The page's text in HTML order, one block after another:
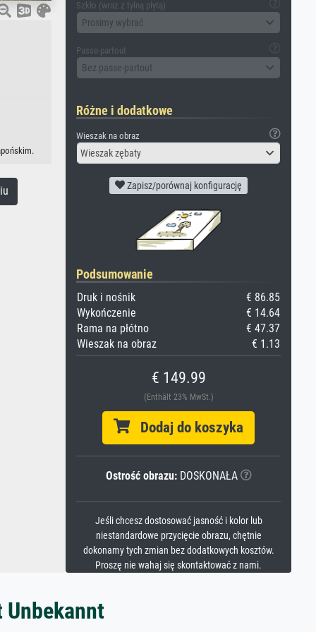
Szkło (wraz z tylną płytą)
Prosimy wybrać
Passe-partout
Bez passe-partout
Różne i dodatkowe
Wieszak na obraz
Wieszak zębaty
Zapisz/porównaj konfigurację
Podsumowanie
Druk i nośnik
€ 86.85
Wykończenie
€ 14.64
Rama na płótno
€ 47.37
Wieszak na obraz
€ 1.13
€ 149.99
(Enthält 23% MwSt.)
Dodaj do koszyka
Ostrość obrazu:DOSKONAŁA
Jeśli chcesz dostosować jasność i kolor lub
niestandardowe przycięcie obrazu, chętnie
dokonamy tych zmian bez dodatkowych kosztów.
Proszę nie wahaj się skontaktować z nami.